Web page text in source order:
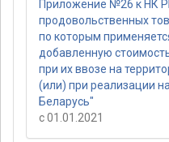
Приложение №26 к НК
продовольственных
по которым
добавленную
при их ввозе на
(или) при реализации
Беларусь"
с 01.01.2021